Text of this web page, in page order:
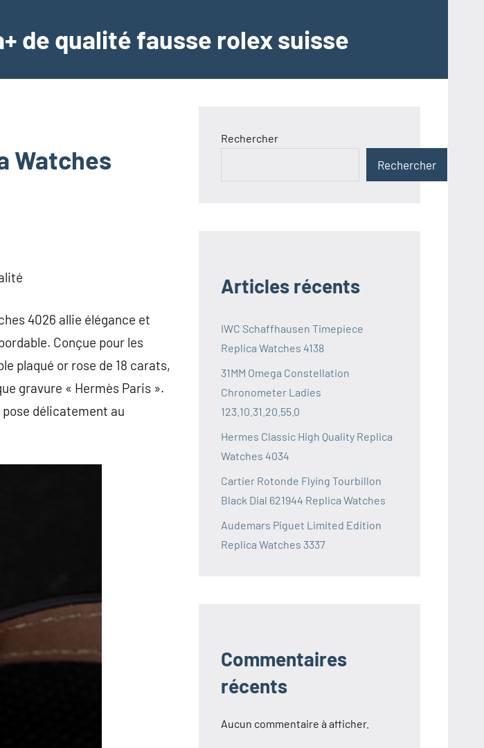
de qualité fausse rolex suisse
Watches
4026 allie élégance et
Conçue pour les
plaqué or rose de 18 carats,
gravure « Hermès Paris ».
pose délicatement au
Rechercher
Rechercher
Articles récents
IWC Schaffhausen Timepiece
Replica Watches 4138
31MM Omega Constellation
Chronometer Ladies
123.10.31.20.55.0
Hermes Classic High Quality Replica
Watches 4034
Cartier Rotonde Flying Tourbillon
Black Dial 621944 Replica Watches
Audemars Piguet Limited Edition
Replica Watches 3337
Commentaires
récents
Aucun commentaire à afficher.